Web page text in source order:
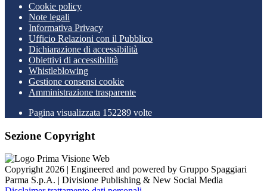
Cookie policy
Note legali
Informativa Privacy
Ufficio Relazioni con il Pubblico
Dichiarazione di accessibilità
Obiettivi di accessibilità
Whistleblowing
Gestione consensi cookie
Amministrazione trasparente
Pagina visualizzata 152289 volte
Sezione Copyright
Copyright 2026 | Engineered and powered by Gruppo Spaggiari
Parma S.p.A. | Divisione Publishing & New Social Media